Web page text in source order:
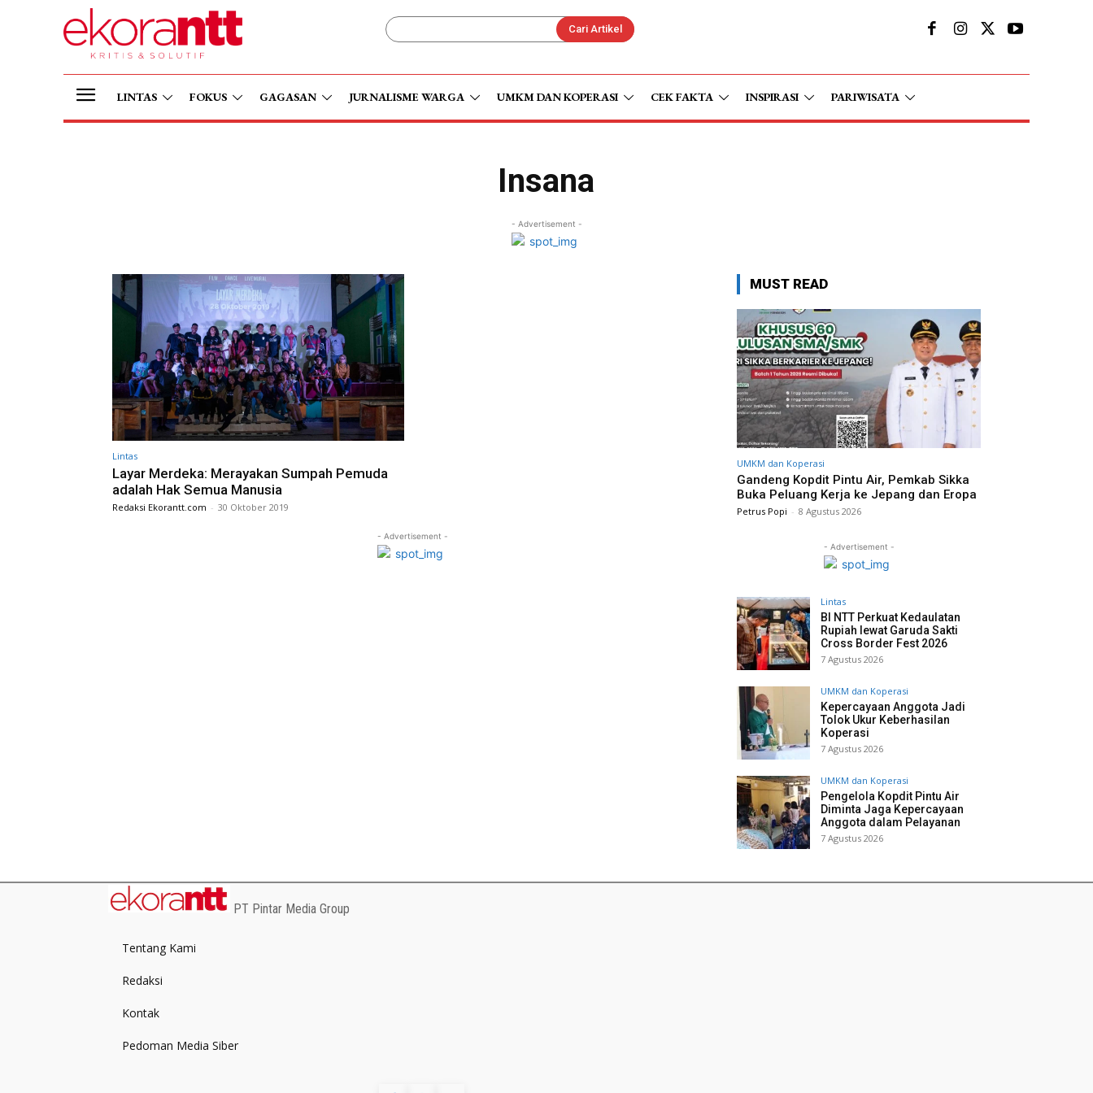
Cari Artikel
LINTAS FOKUS GAGASAN JURNALISME WARGA UMKM DAN KOPERASI CEK FAKTA INSPIRASI PARIWISATA
Insana
- Advertisement -
Lintas
Layar Merdeka: Merayakan Sumpah Pemuda
adalah Hak Semua Manusia
Redaksi Ekorantt.com - 30 Oktober 2019
- Advertisement -
MUST READ
UMKM dan Koperasi
Gandeng Kopdit Pintu Air, Pemkab Sikka
Buka Peluang Kerja ke Jepang dan Eropa
Petrus Popi - 8 Agustus 2026
- Advertisement -
Lintas
BI NTT Perkuat Kedaulatan
Rupiah lewat Garuda Sakti
Cross Border Fest 2026
7 Agustus 2026
UMKM dan Koperasi
Kepercayaan Anggota Jadi
Tolok Ukur Keberhasilan
Koperasi
7 Agustus 2026
UMKM dan Koperasi
Pengelola Kopdit Pintu Air
Diminta Jaga Kepercayaan
Anggota dalam Pelayanan
7 Agustus 2026
PT Pintar Media Group
Tentang Kami
Redaksi
Kontak
Pedoman Media Siber